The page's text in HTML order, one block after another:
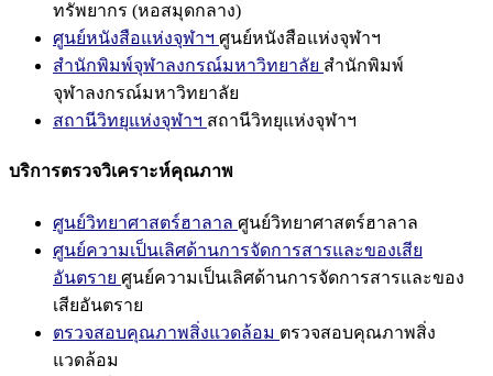
ทรัพยากร (หอสมุดกลาง)
ศูนย์หนังสือแห่งจุฬาฯ ศูนย์หนังสือแห่งจุฬาฯ
สำนักพิมพ์จุฬาลงกรณ์มหาวิทยาลัย สำนักพิมพ์
จุฬาลงกรณ์มหาวิทยาลัย
สถานีวิทยุแห่งจุฬาฯ สถานีวิทยุแห่งจุฬาฯ
บริการตรวจวิเคราะห์คุณภาพ
ศูนย์วิทยาศาสตร์ฮาลาล ศูนย์วิทยาศาสตร์ฮาลาล
ศูนย์ความเป็นเลิศด้านการจัดการสารและของเสีย
อันตราย ศูนย์ความเป็นเลิศด้านการจัดการสารและของ
เสียอันตราย
ตรวจสอบคุณภาพสิ่งแวดล้อม ตรวจสอบคุณภาพสิ่ง
แวดล้อม